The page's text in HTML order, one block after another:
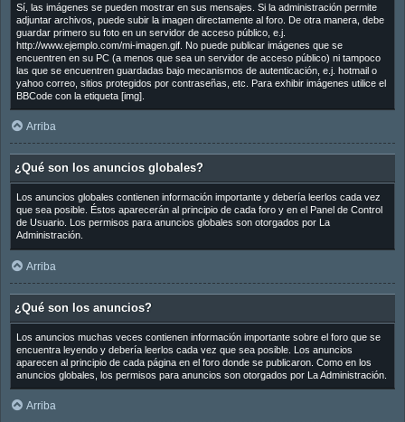
Sí, las imágenes se pueden mostrar en sus mensajes. Si la administración permite
adjuntar archivos, puede subir la imagen directamente al foro. De otra manera, debe
guardar primero su foto en un servidor de acceso público, e.j.
http://www.ejemplo.com/mi-imagen.gif. No puede publicar imágenes que se
encuentren en su PC (a menos que sea un servidor de acceso público) ni tampoco
las que se encuentren guardadas bajo mecanismos de autenticación, e.j. hotmail o
yahoo correo, sitios protegidos por contraseñas, etc. Para exhibir imágenes utilice el
BBCode con la etiqueta [img].
Arriba
¿Qué son los anuncios globales?
Los anuncios globales contienen información importante y debería leerlos cada vez
que sea posible. Éstos aparecerán al principio de cada foro y en el Panel de Control
de Usuario. Los permisos para anuncios globales son otorgados por La
Administración.
Arriba
¿Qué son los anuncios?
Los anuncios muchas veces contienen información importante sobre el foro que se
encuentra leyendo y debería leerlos cada vez que sea posible. Los anuncios
aparecen al principio de cada página en el foro donde se publicaron. Como en los
anuncios globales, los permisos para anuncios son otorgados por La Administración.
Arriba